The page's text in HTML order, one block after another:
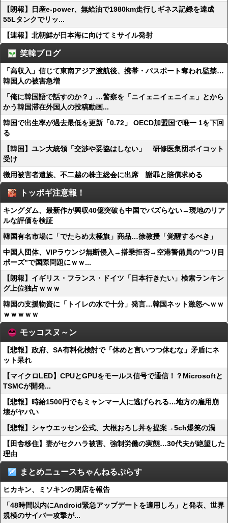
【朗報】日産e-power、無給油で1980km走行しギネス記録を達成
55Lタンクでリッ...
【速報】北朝鮮が日本海に向けてミサイル発射
笑韓ブログ
「高収入」信じて東南アジア渡航後、携帯・パスポート奪われ監禁…
韓国人の被害急増
「俺に韓国語で話すのか？」…警察を「ニイェニイェニイェ」とから
かう韓国滞在外国人の投稿動画...
韓国で出生率が過去最低を更新「0.72」 OECD加盟国で唯一 1を下回
る
【韓国】ユン大統領「交渉や妥協はしない」 研修医集団ボイコット
受け
徴用被害者遺族、不二越の株主総会に出席 謝罪と賠償求める
トッポギ注意報！
キングダム、最新作が興収40億突破も中国でバズらない→現地のリア
ルな評価を検証
韓国有名市場に「でたらめ太極旗」商品…徐教授「覚醒するべき」
中国人団体、VIPラウンジ無断侵入→搭乗拒否→空港警備員の”つり目
ポーズ”で国際問題にｗｗ...
【朗報】イギリス・フランス・ドイツ「日本行きたい」検索ランキン
グ上位独占ｗｗｗ
韓国の支援物資に「トイレの水で十分」発言…韓国ネット激怒へｗｗ
ｗｗｗｗｗ
モッコスヌ～ン
【悲報】政府、SA有料化検討で「休めと言いつつ休むな」矛盾にネ
ット呆れ
【マイクロLED】CPUとGPUをモールス信号で通信！？Microsoftと
TSMCが開発...
【悲報】時給1500円でもミャンマー人に逃げられる…地方の雇用崩
壊がヤバい
【悲報】シャウエッセン公式、大根おろし丼を提案→5ch爆笑の渦
【田舎移住】妻がセクハラ被害、強制労働の実態…30代夫が絶望した
理由
まとめニュースちゃんねるぷらす
ヒカキン、ミソキンの閉店を報告
「48時間以内にAndroid緊急アップデートを適用しろ」と発表、世界
規模のサイバー攻撃が...